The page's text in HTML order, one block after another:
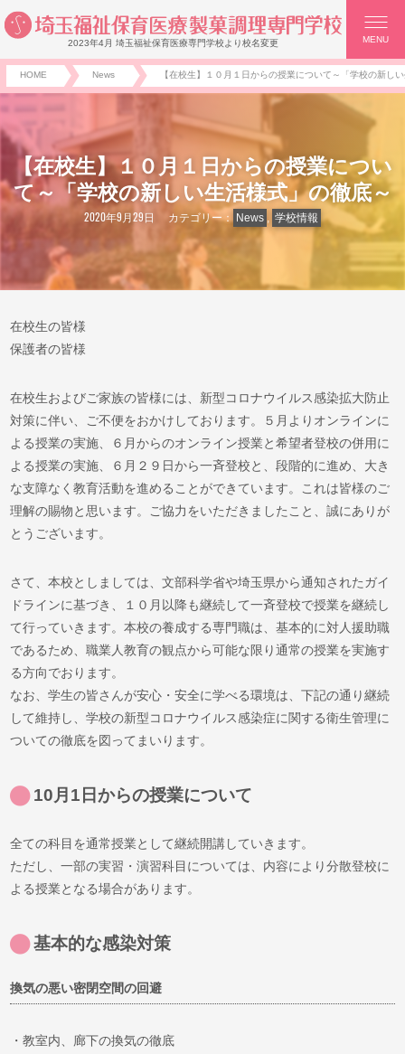
2023年4月 埼玉福祉保育医療専門学校より校名変更 MENU
HOME News 【在校生】１０月１日からの授業について～「学校の新し
【在校生】１０月１日からの授業につい
て～「学校の新しい生活様式」の徹底～
2020年9月29日 カテゴリー： News 学校情報
在校生の皆様
保護者の皆様
在校生およびご家族の皆様には、新型コロナウイルス感染拡大防止
対策に伴い、ご不便をおかけしております。５月よりオンラインに
よる授業の実施、６月からのオンライン授業と希望者登校の併用に
よる授業の実施、６月２９日から一斉登校と、段階的に進め、大き
な支障なく教育活動を進めることができています。これは皆様のご
理解の賜物と思います。ご協力をいただきましたこと、誠にありが
とうございます。
さて、本校としましては、文部科学省や埼玉県から通知されたガイ
ドラインに基づき、１０月以降も継続して一斉登校で授業を継続し
て行っていきます。本校の養成する専門職は、基本的に対人援助職
であるため、職業人教育の観点から可能な限り通常の授業を実施す
る方向でおります。
なお、学生の皆さんが安心・安全に学べる環境は、下記の通り継続
して維持し、学校の新型コロナウイルス感染症に関する衛生管理に
ついての徹底を図ってまいります。
10月1日からの授業について
全ての科目を通常授業として継続開講していきます。
ただし、一部の実習・演習科目については、内容により分散登校に
よる授業となる場合があります。
基本的な感染対策
換気の悪い密閉空間の回避
・教室内、廊下の換気の徹底